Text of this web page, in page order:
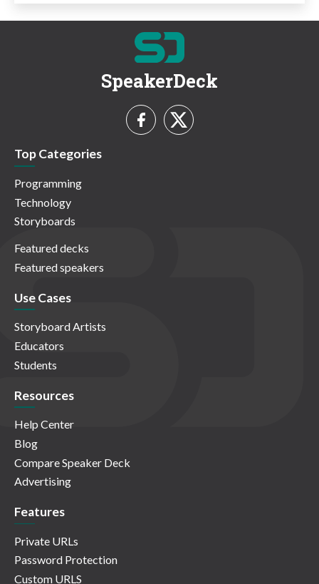
SpeakerDeck
Top Categories
Programming
Technology
Storyboards
Featured decks
Featured speakers
Use Cases
Storyboard Artists
Educators
Students
Resources
Help Center
Blog
Compare Speaker Deck
Advertising
Features
Private URLs
Password Protection
Custom URLS